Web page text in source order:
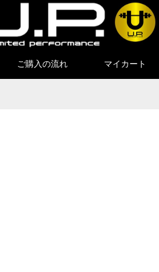
ご購入の流れ マイカート